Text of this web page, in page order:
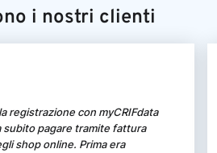
i nostri clienti
registrazione con myCRIFdata
subito pagare tramite fattura
shop online. Prima era